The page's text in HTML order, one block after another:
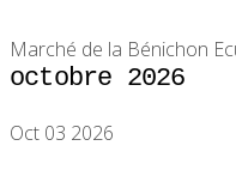
Marché de la Bénichon
octobre 2026
Oct 03 2026